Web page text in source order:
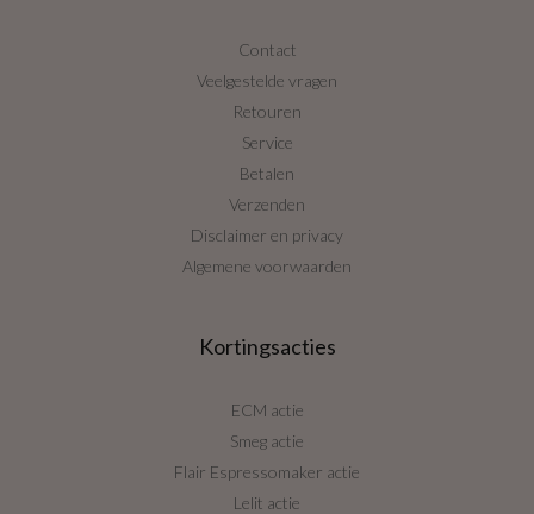
Contact
Veelgestelde vragen
Retouren
Service
Betalen
Verzenden
Disclaimer en privacy
Algemene voorwaarden
Kortingsacties
ECM actie
Smeg actie
Flair Espressomaker actie
Lelit actie